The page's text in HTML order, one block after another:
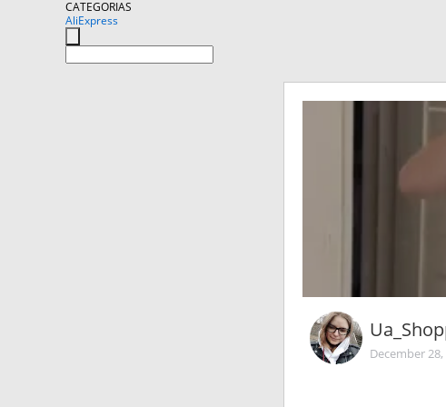
CATEGORIAS
AliExpress
December 28,